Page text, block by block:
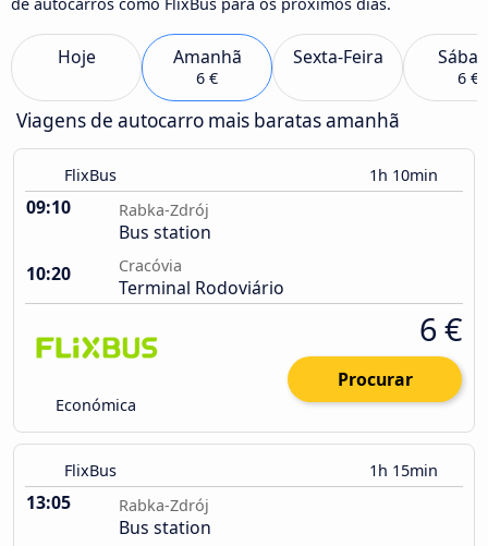
Hoje Amanhã
6 €
Sexta-Feira
6 €
Viagens de autocarro mais baratas amanhã
FlixBus 1h 10min
09:10 Rabka-Zdrój
Bus station
10:20
Cracóvia
Terminal Rodoviário
Económica
6 €
Procurar
FlixBus 1h 15min
13:05 Rabka-Zdrój
Bus station